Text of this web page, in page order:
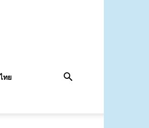
ทย